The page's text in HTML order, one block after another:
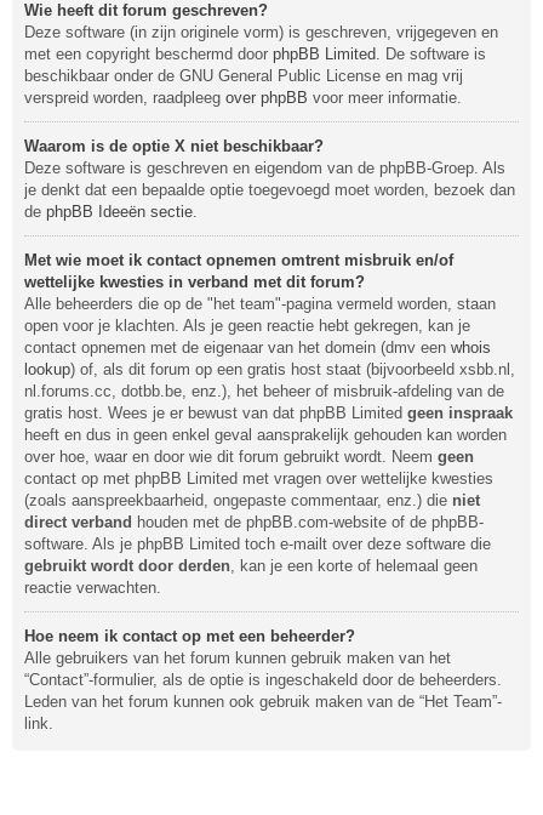
Wie heeft dit forum geschreven?
Deze software (in zijn originele vorm) is geschreven, vrijgegeven en
met een copyright beschermd door phpBB Limited. De software is
beschikbaar onder de GNU General Public License en mag vrij
verspreid worden, raadpleeg over phpBB voor meer informatie.
Waarom is de optie X niet beschikbaar?
Deze software is geschreven en eigendom van de phpBB-Groep. Als
je denkt dat een bepaalde optie toegevoegd moet worden, bezoek dan
de phpBB Ideeën sectie.
Met wie moet ik contact opnemen omtrent misbruik en/of
wettelijke kwesties in verband met dit forum?
Alle beheerders die op de "het team"-pagina vermeld worden, staan
open voor je klachten. Als je geen reactie hebt gekregen, kan je
contact opnemen met de eigenaar van het domein (dmv een whois
lookup) of, als dit forum op een gratis host staat (bijvoorbeeld xsbb.nl,
nl.forums.cc, dotbb.be, enz.), het beheer of misbruik-afdeling van de
gratis host. Wees je er bewust van dat phpBB Limited geen inspraak
heeft en dus in geen enkel geval aansprakelijk gehouden kan worden
over hoe, waar en door wie dit forum gebruikt wordt. Neem geen
contact op met phpBB Limited met vragen over wettelijke kwesties
(zoals aanspreekbaarheid, ongepaste commentaar, enz.) die niet
direct verband houden met de phpBB.com-website of de phpBB-
software. Als je phpBB Limited toch e-mailt over deze software die
gebruikt wordt door derden, kan je een korte of helemaal geen
reactie verwachten.
Hoe neem ik contact op met een beheerder?
Alle gebruikers van het forum kunnen gebruik maken van het
“Contact”-formulier, als de optie is ingeschakeld door de beheerders.
Leden van het forum kunnen ook gebruik maken van de “Het Team”-
link.